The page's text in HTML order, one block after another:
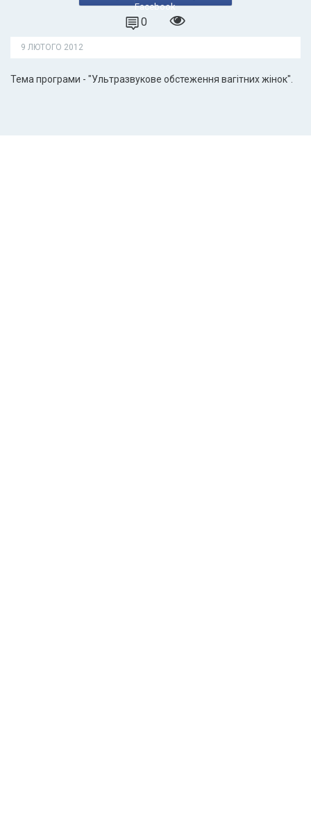
Facebook
0
9 ЛЮТОГО 2012
Тема програми - "Ультразвукове обстеження вагітних жінок".